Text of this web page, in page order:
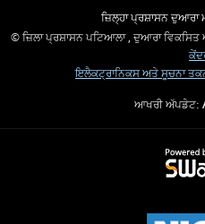
ਜ਼ਿਲ੍ਹਾ ਪ੍ਰਸ਼ਾਸਨ ਦੁਆਰਾ
© ਜ਼ਿਲਾ ਪ੍ਰਸ਼ਾਸਨ ਪਟਿਆਲਾ , ਦੁਆਰਾ
ਇਲੈਕਟ੍ਰਾਨਿਕਸ ਅਤੇ ਸੂਚਨਾ
ਆਖਰੀ ਅੱਪਡੇਟ: